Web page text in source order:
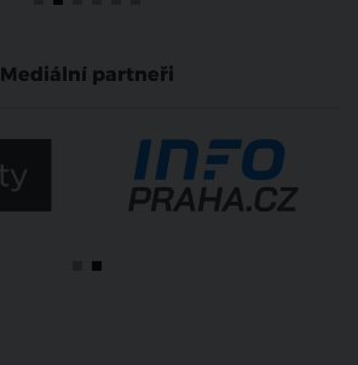
Mediální partneři